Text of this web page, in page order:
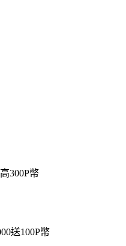
300P幣
送100P幣